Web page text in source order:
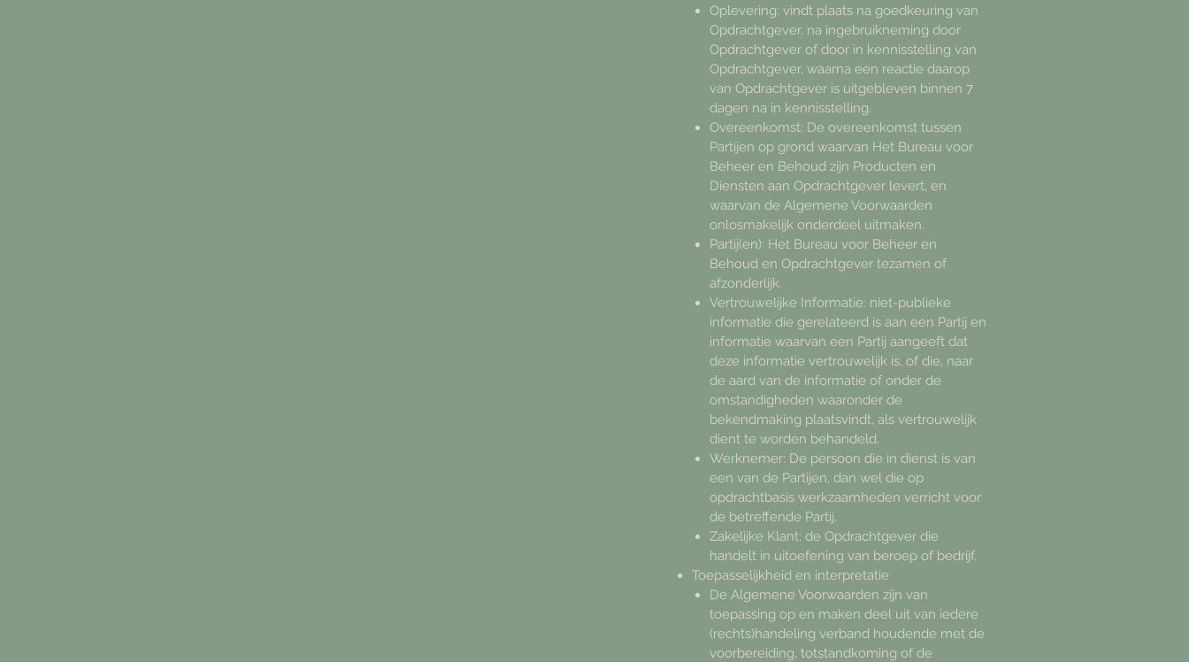
Oplevering: vindt plaats na goedkeuring van
Opdrachtgever, na ingebruikneming door
Opdrachtgever of door in kennisstelling van
Opdrachtgever, waarna een reactie daarop
van Opdrachtgever is uitgebleven binnen 7
dagen na in kennisstelling.
Overeenkomst: De overeenkomst tussen
Partijen op grond waarvan Het Bureau voor
Beheer en Behoud zijn Producten en
Diensten aan Opdrachtgever levert, en
waarvan de Algemene Voorwaarden
onlosmakelijk onderdeel uitmaken.
Partij(en): Het Bureau voor Beheer en
Behoud en Opdrachtgever tezamen of
afzonderlijk.
Vertrouwelijke Informatie: niet-publieke
informatie die gerelateerd is aan een Partij en
informatie waarvan een Partij aangeeft dat
deze informatie vertrouwelijk is, of die, naar
de aard van de informatie of onder de
omstandigheden waaronder de
bekendmaking plaatsvindt, als vertrouwelijk
dient te worden behandeld.
Werknemer: De persoon die in dienst is van
een van de Partijen, dan wel die op
opdrachtbasis werkzaamheden verricht voor
de betreffende Partij.
Zakelijke Klant: de Opdrachtgever die
handelt in uitoefening van beroep of bedrijf.
Toepasselijkheid en interpretatie
De Algemene Voorwaarden zijn van
toepassing op en maken deel uit van iedere
(rechts)handeling verband houdende met de
voorbereiding, totstandkoming of de